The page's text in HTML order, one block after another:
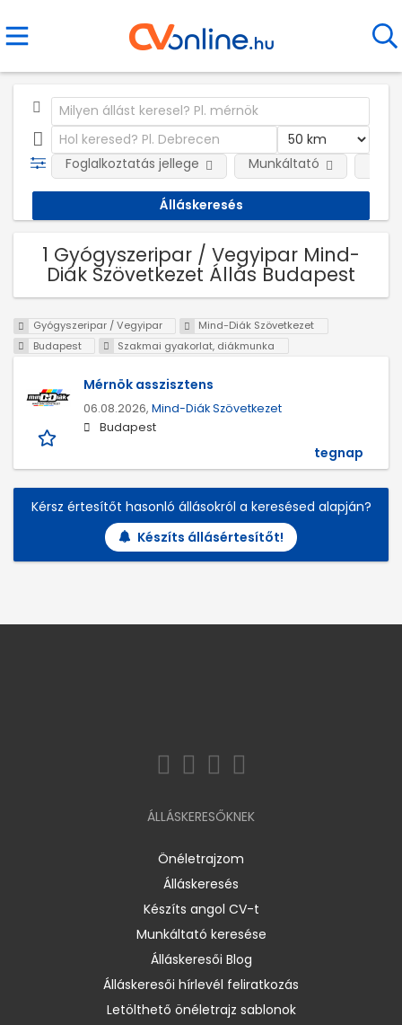
Foglalkoztatás jellege Munkáltató
1 Gyógyszeripar / Vegyipar Mind-
Diák Szövetkezet Állás Budapest
Gyógyszeripar / Vegyipar
Mind-Diák Szövetkezet
Budapest
Szakmai gyakorlat, diákmunka
Mérnök asszisztens
06.08.2026, Mind-Diák Szövetkezet
Budapest
tegnap
Kérsz értesítőt hasonló állásokról a keresésed alapján?
Készíts állásértesítőt!
ÁLLÁSKERESŐKNEK
Önéletrajzom
Álláskeresés
Készíts angol CV-t
Munkáltató keresése
Álláskeresői Blog
Álláskeresői hírlevél feliratkozás
Letölthető önéletrajz sablonok